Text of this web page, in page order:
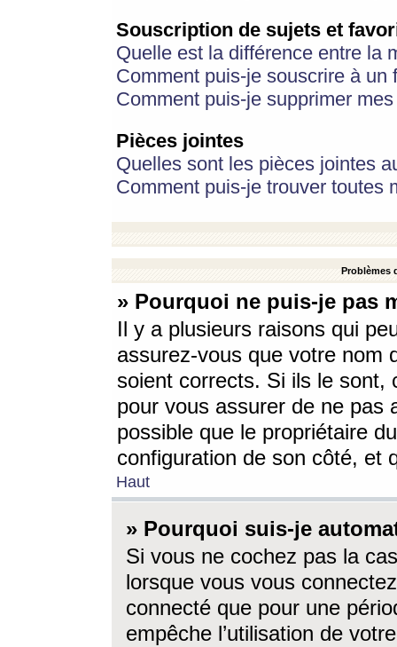
Souscription de sujets et
Quelle est la différence entre la
Comment puis-je souscrire à
Comment puis-je supprimer
Pièces jointes
Quelles sont les pièces jointes
Comment puis-je trouver toutes
Problèmes
» Pourquoi ne puis-je pas
Il y a plusieurs raisons qui
assurez-vous que votre nom
soient corrects. Si ils le sont,
pour vous assurer de ne pas
possible que le propriétaire
configuration de son côté, et
Haut
» Pourquoi suis-je
Si vous ne cochez pas la
lorsque vous vous
connecté que pour une
empêche l’utilisation de